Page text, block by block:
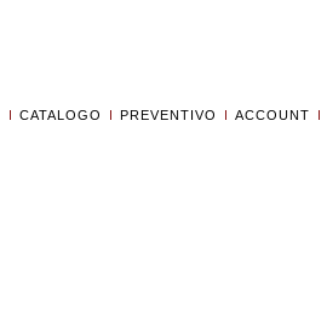
CATALOGO PREVENTIVO ACCOUNT